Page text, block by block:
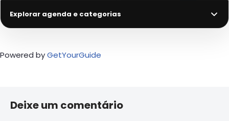
Explorar agenda e categorias
Powered byGetYourGuide
Deixe um comentário